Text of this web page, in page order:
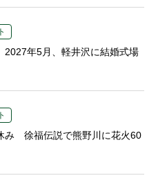
2027年5月、軽井沢に結婚式場
み 徐福伝説で熊野川に花火60